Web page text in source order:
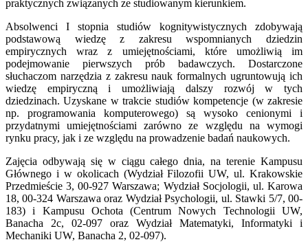
praktycznych związanych ze studiowanym kierunkiem.
Absolwenci I stopnia studiów kognitywistycznych zdobywają
podstawową wiedzę z zakresu wspomnianych dziedzin
empirycznych wraz z umiejętnościami, które umożliwią im
podejmowanie pierwszych prób badawczych. Dostarczone
słuchaczom narzędzia z zakresu nauk formalnych ugruntowują ich
wiedzę empiryczną i umożliwiają dalszy rozwój w tych
dziedzinach. Uzyskane w trakcie studiów kompetencje (w zakresie
np. programowania komputerowego) są wysoko cenionymi i
przydatnymi umiejętnościami zarówno ze względu na wymogi
rynku pracy, jak i ze względu na prowadzenie badań naukowych.
Zajęcia odbywają się w ciągu całego dnia, na terenie Kampusu
Głównego i w okolicach (Wydział Filozofii UW, ul. Krakowskie
Przedmieście 3, 00-927 Warszawa; Wydział Socjologii, ul. Karowa
18, 00-324 Warszawa oraz Wydział Psychologii, ul. Stawki 5/7, 00-
183) i Kampusu Ochota (Centrum Nowych Technologii UW,
Banacha 2c, 02-097 oraz Wydział Matematyki, Informatyki i
Mechaniki UW, Banacha 2, 02-097).